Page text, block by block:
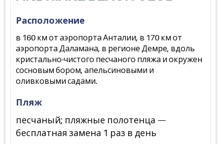
Расположение
в 160 км от аэропорта Анталии, в 170 км от
аэропорта Даламана, в регионе Демре, вдоль
кристально-чистого песчаного пляжа и окружен
сосновым бором, апельсиновыми и
оливковыми садами.
Пляж
песчаный; пляжные полотенца —
бесплатная замена 1 раз в день